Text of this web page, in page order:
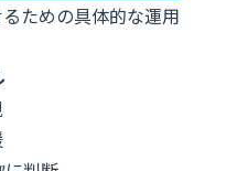
ための具体的な運用